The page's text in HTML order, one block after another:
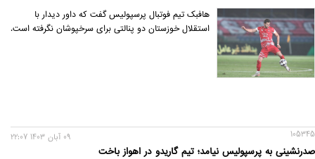
هافبک تیم فوتبال پرسپولیس گفت که داور دیدار با
استقلال خوزستان دو پنالتی برای سرخپوشان نگرفته است.
105345
صدرنشینی به پرسپولیس نیامد؛ تیم گاریدو در اهواز باخت
09 آبان 1403 22:07